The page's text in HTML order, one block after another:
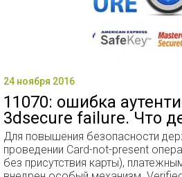
24 ноября 2016
11070: ошибка
3dsecure failure. Что
Для повышения безопасности
проведении Card-not-present
без присутствия карты),